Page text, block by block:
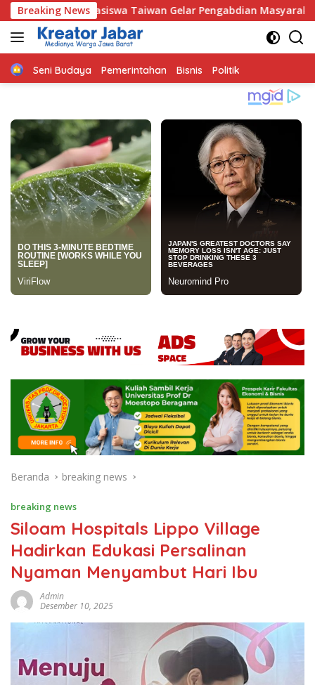
Langsung
ke
konten
Breaking News
Taiwan Gelar Pengabdian Masyarakat di Indramayu,
Home
Seni Budaya Pemerintahan Bisnis Politik
Beranda breaking news
breaking news
Siloam Hospitals Lippo Village
Hadirkan Edukasi Persalinan
Nyaman Menyambut Hari Ibu
Admin
Desember 10, 2025